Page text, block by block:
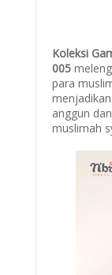
Koleksi
005
para
anggun
muslimah